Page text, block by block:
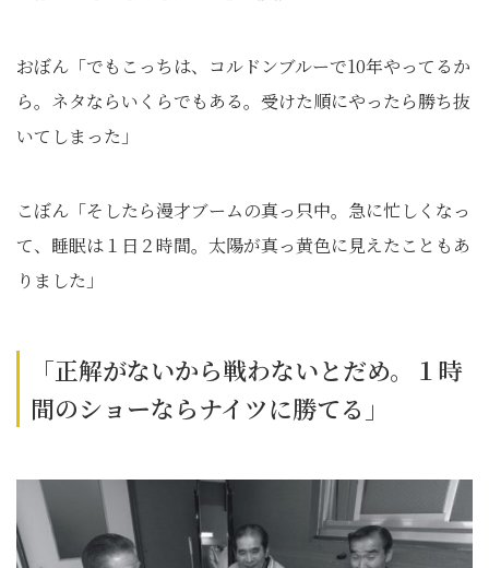
おぼん「でもこっちは、コルドンブルーで10年やってるか
ら。ネタならいくらでもある。受けた順にやったら勝ち抜
いてしまった」
こぼん「そしたら漫才ブームの真っ只中。急に忙しくなっ
て、睡眠は１日２時間。太陽が真っ黄色に見えたこともあ
りました」
「正解がないから戦わないとだめ。１時
間のショーならナイツに勝てる」